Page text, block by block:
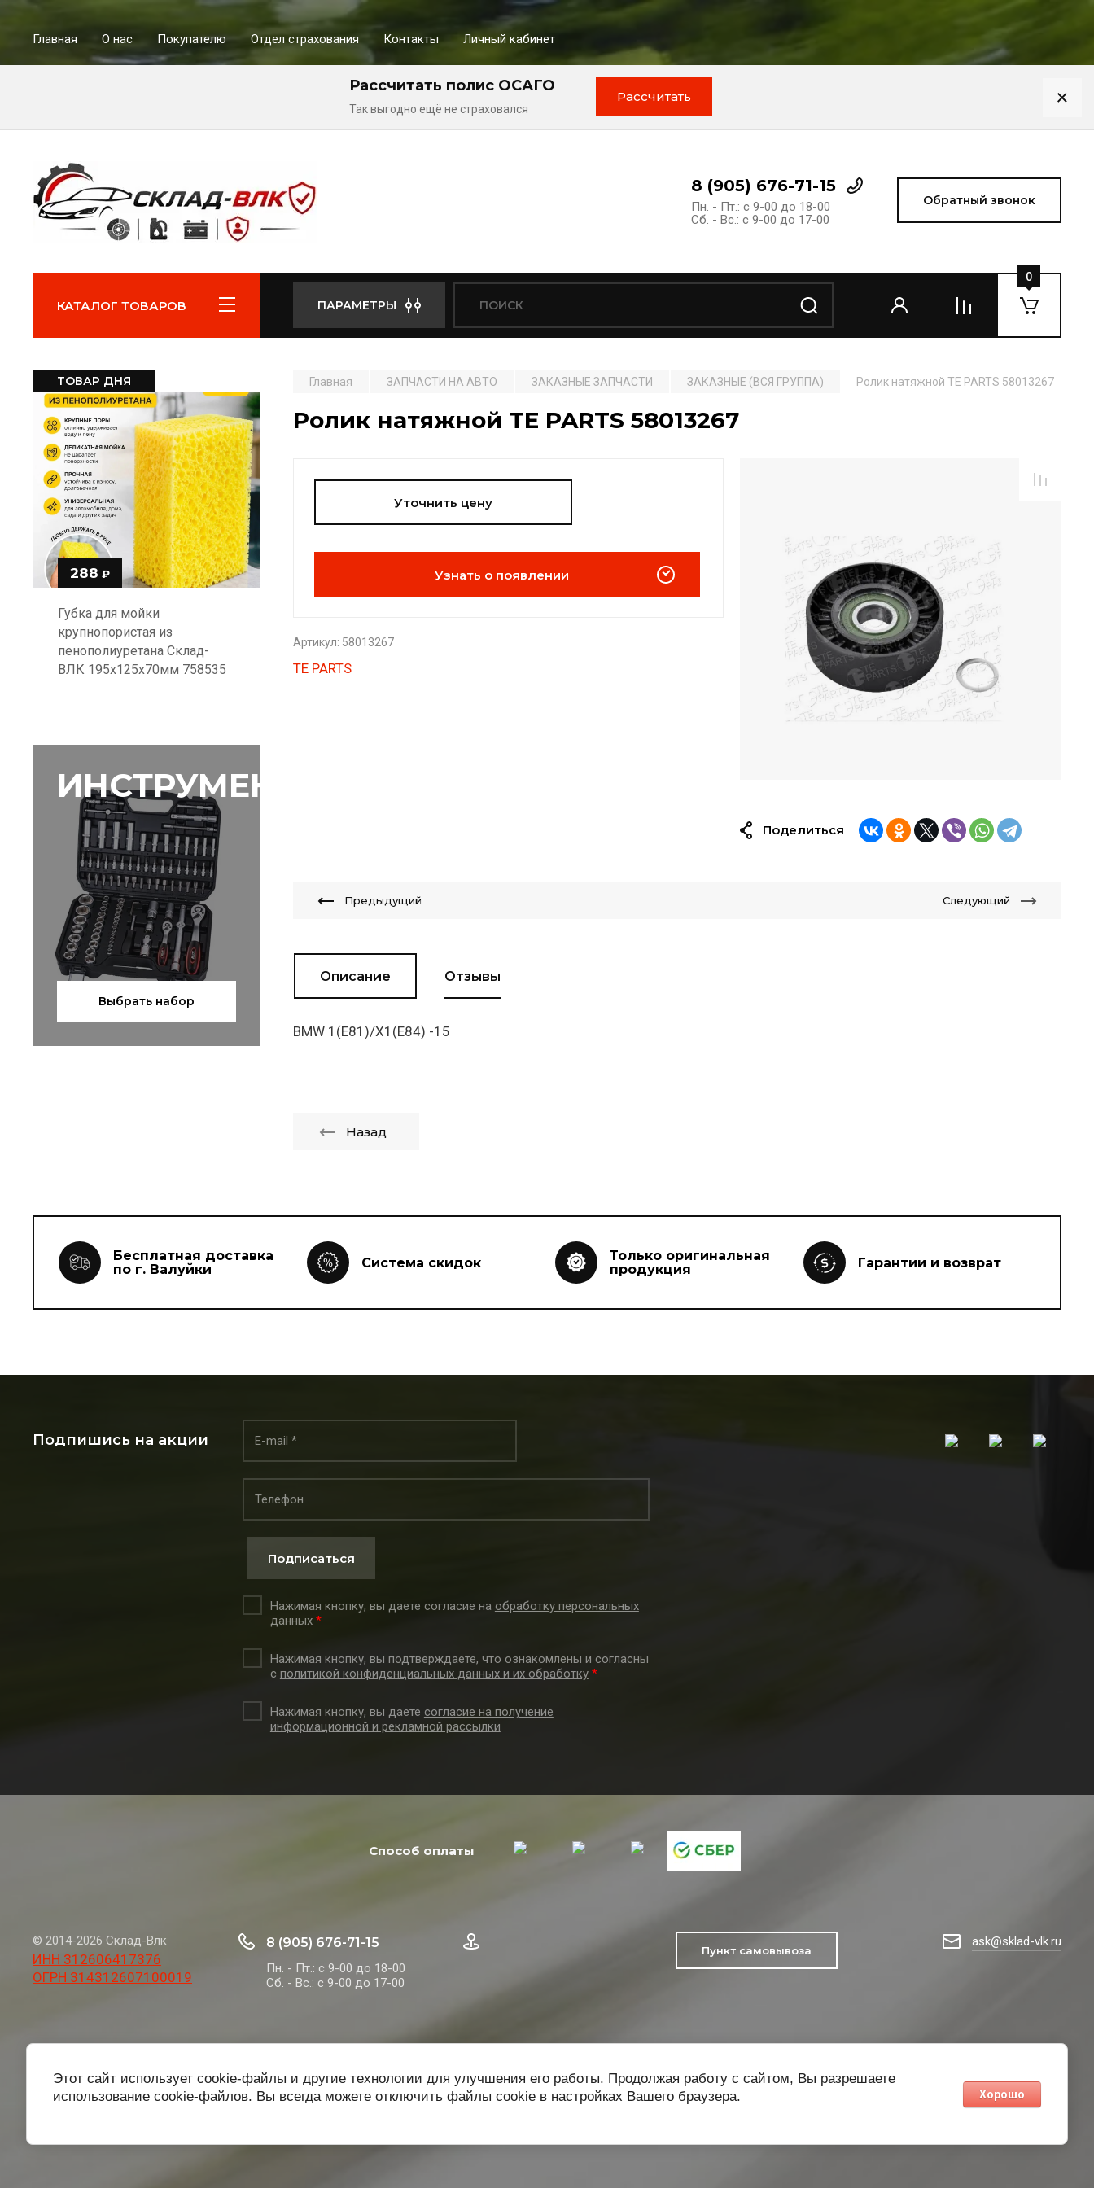
Главная О нас Покупателю Отдел страхования Контакты Личный кабинет
Рассчитать полис ОСАГО
Так выгодно ещё не страховался
Рассчитать
8 (905) 676-71-15
Пн. - Пт.: с 9-00 до 18-00
Сб. - Вс.: с 9-00 до 17-00
Обратный звонок
КАТАЛОГ ТОВАРОВ ПАРАМЕТРЫ
0
ТОВАР ДНЯ
288 ₽
Губка для мойки
крупнопористая из
пенополиуретана Склад-
ВЛК 195х125х70мм 758535
ИНСТРУМЕНТЫ
Выбрать набор
Главная ЗАПЧАСТИ НА АВТО ЗАКАЗНЫЕ ЗАПЧАСТИ ЗАКАЗНЫЕ (ВСЯ ГРУППА) Ролик натяжной TE PARTS 58013267
Ролик натяжной TE PARTS 58013267
Уточнить цену
Узнать о появлении
Артикул: 58013267
TE PARTS
Поделиться
Предыдущий Следующий
Описание Отзывы
BMW 1(E81)/X1(E84) -15
Назад
Бесплатная доставка
по г. Валуйки
Система скидок
Только оригинальная
продукция
Гарантии и возврат
Подпишись на акции
Нажимая кнопку, вы даете согласие на обработку персональных
данных *
Нажимая кнопку, вы подтверждаете, что ознакомлены и согласны
с политикой конфиденциальных данных и их обработку *
Нажимая кнопку, вы даете согласие на получение
информационной и рекламной рассылки
Подписаться
Способ оплаты
© 2014-2026 Склад-Влк
ИНН 312606417376
ОГРН 314312607100019
8 (905) 676-71-15
Пн. - Пт.: с 9-00 до 18-00
Сб. - Вс.: с 9-00 до 17-00
Пункт самовывоза
ask@sklad-vlk.ru
Этот сайт использует cookie-файлы и другие технологии для улучшения его работы. Продолжая работу с сайтом, Вы разрешаете
использование cookie-файлов. Вы всегда можете отключить файлы cookie в настройках Вашего браузера.
Хорошо